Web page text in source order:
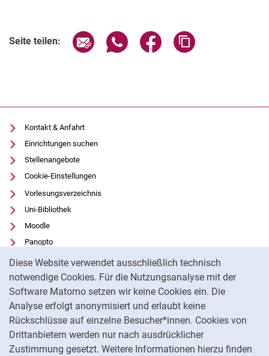
Diese Website verwendet ausschließlich technisch
notwendige Cookies. Für die Nutzungsanalyse mit der
Software Matomo setzen wir keine Cookies ein. Die
Analyse erfolgt anonymisiert und erlaubt keine
Rückschlüsse auf einzelne Besucher*innen. Cookies von
Drittanbietern werden nur nach ausdrücklicher
Zustimmung gesetzt. Weitere Informationen hierzu finden
Seite teilen: Seite über E-Mail teilen
Seite über WhatsApp teilen
Seite über Facebook
Kontakt & Anfahrt
Einrichtungen suchen
Stellenangebote
Cookie-Einstellungen
Vorlesungsverzeichnis
Uni-Bibliothek
Moodle
Panopto
Datenschutz
Barrierefreiheit
Transparenter KI-Einsatz
Impressum
Externer Link: Universität Kassel auf
Facebook(öffnet neues Fenster)
Externer Link: Universität Kassel auf
Instagram (öffnet neues Fenster)